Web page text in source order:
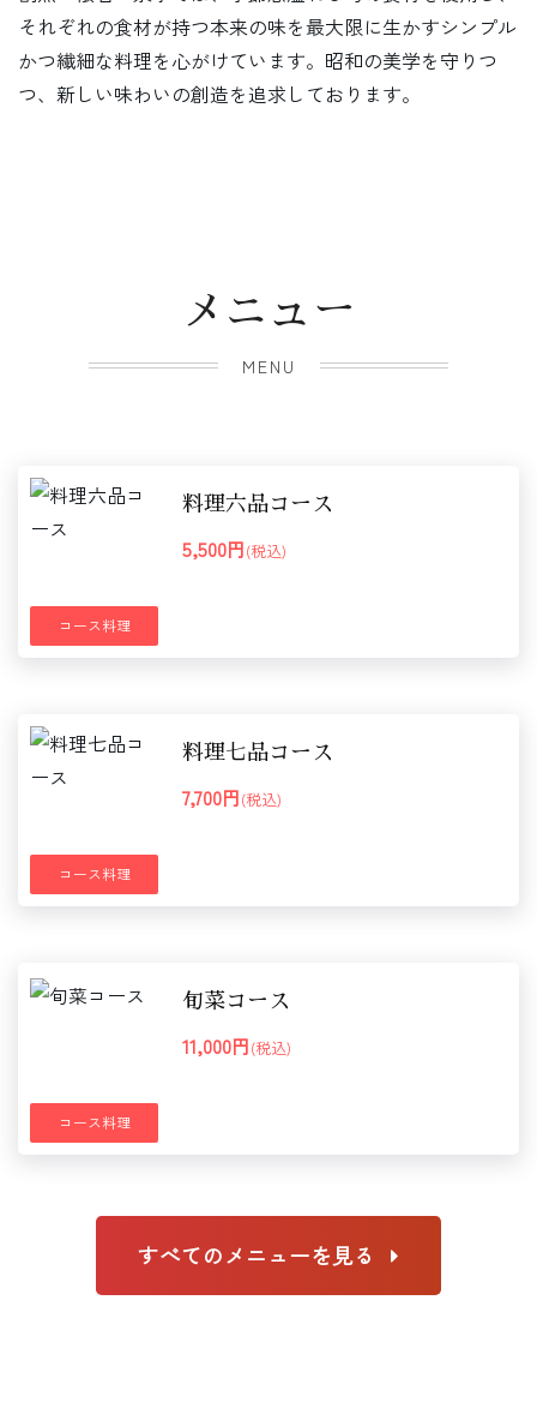
それぞれの食材が持つ本来の味を最大限に生かすシンプル
かつ繊細な料理を心がけています。昭和の美学を守りつ
つ、新しい味わいの創造を追求しております。
メニュー
MENU
コース料理
料理六品コース
5,500円(税込)
コース料理
料理七品コース
7,700円(税込)
コース料理
旬菜コース
11,000円(税込)
すべてのメニューを見る